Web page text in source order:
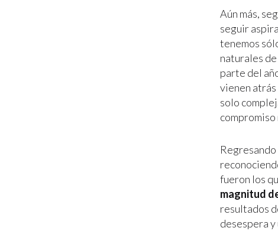
Aún más,
seguir
tenemos
naturales
parte del
vienen atrás
solo
compromiso
fueron los
magnitud
resultados
desespera y